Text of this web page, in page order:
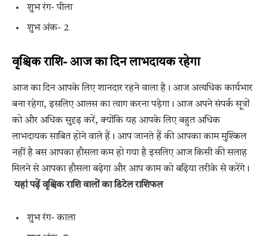
शुभ रंग- पीला
शुभ अंक- 2
वृश्चिक राशि- आज का दिन लाभदायक रहेगा
आज का दिन आपके लिए शानदार रहने वाला है। आज अत्यधिक कार्यभार
बना रहेगा, इसलिए आलस का त्याग करना पड़ेगा। आज अपने संपर्क सूत्रों
को और अधिक सुदृढ़ करें, क्योंकि यह आपके लिए बहुत अधिक
लाभदायक साबित होने वाले हैं। आप जानते हैं की आपका काम मुश्किल
नहीं है बस आपका हौसला कम हो गया है इसलिए आज किसी की सलाह
मिलने से आपका हौसला बढ़ेगा और आप काम को बढ़िया तरीके से करेंगे।
यहां पढ़ें वृश्चिक राशि वालों का डिटेल राशिफल
शुभ रंग- काला